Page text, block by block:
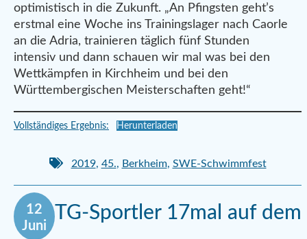
optimistisch in die Zukunft. „An Pfingsten geht’s
erstmal eine Woche ins Trainingslager nach Caorle
an die Adria, trainieren täglich fünf Stunden
intensiv und dann schauen wir mal was bei den
Wettkämpfen in Kirchheim und bei den
Württembergischen Meisterschaften geht!“
Vollständiges Ergebnis: Herunterladen
2019, 45., Berkheim, SWE-Schwimmfest
12
Juni
TG-Sportler 17mal auf dem